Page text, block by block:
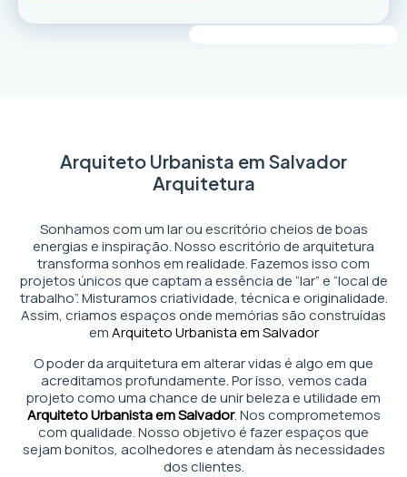
Arquiteto Urbanista em Salvador
Arquitetura
Sonhamos com um lar ou escritório cheios de boas
energias e inspiração. Nosso escritório de arquitetura
transforma sonhos em realidade. Fazemos isso com
projetos únicos que captam a essência de “lar” e “local de
trabalho”. Misturamos criatividade, técnica e originalidade.
Assim, criamos espaços onde memórias são construídas
emArquiteto Urbanista em Salvador
O poder da arquitetura em alterar vidas é algo em que
acreditamos profundamente. Por isso, vemos cada
projeto como uma chance de unir beleza e utilidade em
Arquiteto Urbanista em Salvador. Nos comprometemos
com qualidade. Nosso objetivo é fazer espaços que
sejam bonitos, acolhedores e atendam às necessidades
dos clientes.